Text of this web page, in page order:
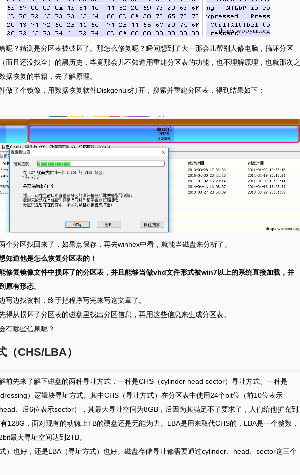
呢？猜测是分区表被破坏了。那怎么修复呢？瞬间想到了大一那会儿帮别人修电脑，搞坏分区
而且还没找全）的黑历史，毕竟那会儿不知道用重建分区表的功能，也不理解原理，也就那次之
据恢复的书籍，去了解原理。
做了个镜像，用数据恢复软件Diskgenuis打开，搜索并重建分区表，得到结果如下：
个分区找回来了，如果点保存，再去winhex中看，就能当磁盘来分析了。
知道他是怎么恢复分区表的！
修复镜像文件中损坏了的分区表，并且能够当做vhd文件形式被win7以上的系统直接加载，并
原有形态。
写边找资料，终于把程序写完来写这文章了。
得从损坏了分区表的磁盘里找出分区信息，再用这些信息来生成分区表。
会有哪些信息呢？
（CHS/LBA）
前先来了解下磁盘的两种寻址方式，一种是CHS（cylinder head sector）寻址方式、一种是
）逻辑块寻址方式。其中CHS（寻址方式）在分区表中使用24个bit位（前10位表示
、后6位表示sector），其最大寻址空间为8GB，后因为其满足不了要求了，人们给他扩充到
128G，面对现有的动辄上TB的硬盘还是无能为力。LBA是用来取代CHS的，LBA是一个整数，
最大寻址空间达到2TB。
）也好，还是LBA（寻址方式）也好。磁盘存储寻址都需要通过cylinder、head、sector这三个